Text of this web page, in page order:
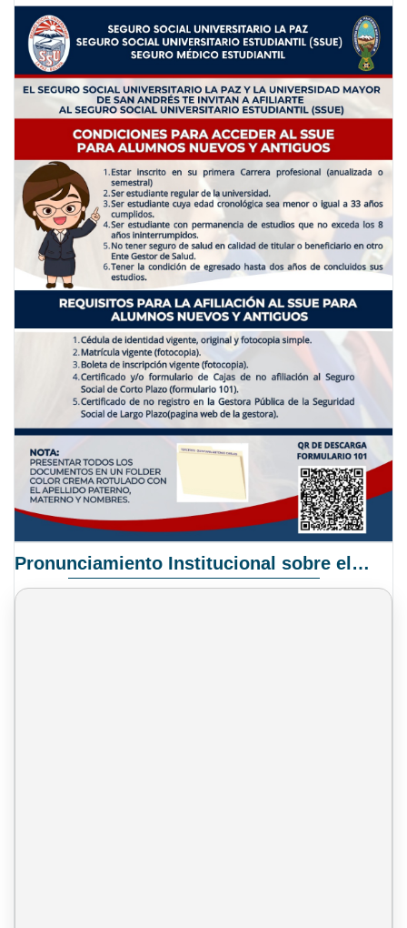
Pronunciamiento Institucional sobre el Proyecto de Ley N° 068/2025-2026 C.S.